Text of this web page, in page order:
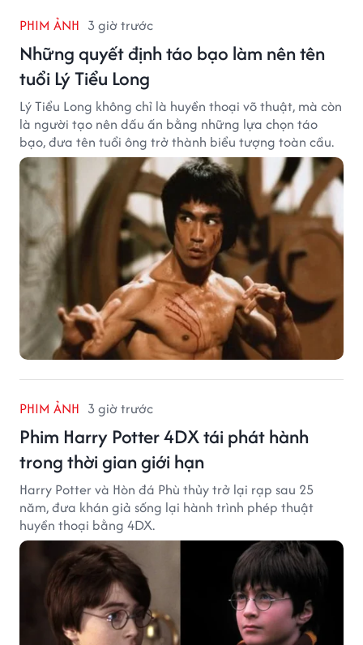
PHIM ẢNH 3 giờ trước
Những quyết định táo bạo làm nên tên
tuổi Lý Tiểu Long
Lý Tiểu Long không chỉ là huyền thoại võ thuật, mà còn
là người tạo nên dấu ấn bằng những lựa chọn táo
bạo, đưa tên tuổi ông trở thành biểu tượng toàn cầu.
PHIM ẢNH 3 giờ trước
Phim Harry Potter 4DX tái phát hành
trong thời gian giới hạn
Harry Potter và Hòn đá Phù thủy trở lại rạp sau 25
năm, đưa khán giả sống lại hành trình phép thuật
huyền thoại bằng 4DX.